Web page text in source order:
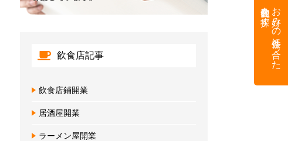
飲食店記事
飲食店鋪開業
居酒屋開業
ラーメン屋開業
お好みの条件に合った
内装会社を探す